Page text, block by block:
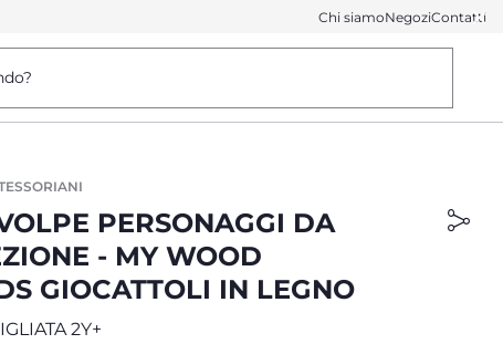
Chi siamoNegoziContatti
PERSONAGGI DA
- MY WOOD
GIOCATTOLI IN LEGNO
2Y+